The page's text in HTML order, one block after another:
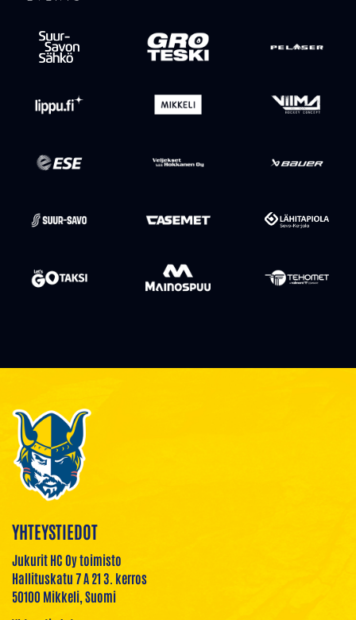
YHTEYSTIEDOT
Jukurit HC Oy toimisto
Hallituskatu 7 A 21 3. kerros
50100 Mikkeli, Suomi